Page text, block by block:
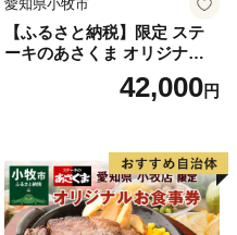
愛知県小牧市
【ふるさと納税】限定 ステ
ーキのあさくま オリジナル
お食事券 12000円 お好きなメ
ニュー 好きなだけ コーンス
県 小牧店 小牧市 チケット 送
料無料
42,000円